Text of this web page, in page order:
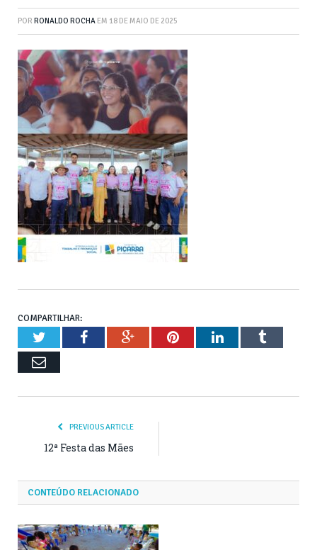
POR RONALDO ROCHA EM 18 DE MAIO DE 2025
COMPARTILHAR:
TwitterFacebookGoogle+PinterestLinkedInTumblr
Email
PREVIOUS ARTICLE
12ª Festa das Mães
CONTEÚDO RELACIONADO